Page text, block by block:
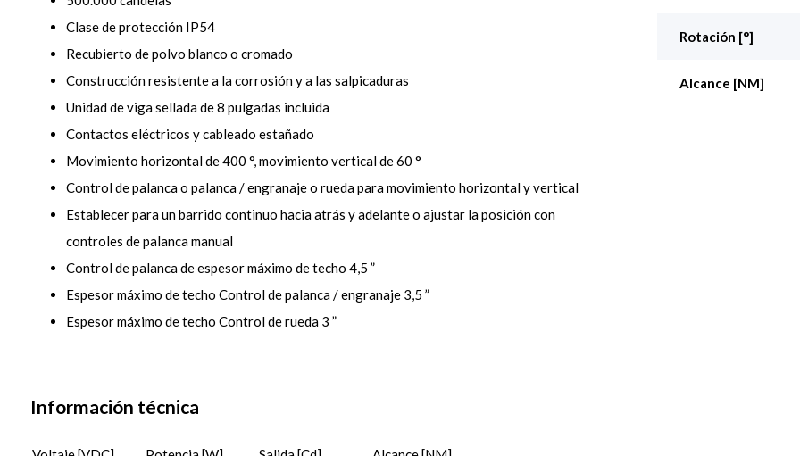
Clase de protección IP54
Recubierto de polvo blanco o cromado
Construcción resistente a la corrosión y a las salpicaduras
Unidad de viga sellada de 8 pulgadas incluida
Contactos eléctricos y cableado estañado
Movimiento horizontal de 400 °, movimiento vertical de 60 °
Control de palanca o palanca / engranaje o rueda para movimiento horizontal y vertical
Establecer para un barrido continuo hacia atrás y adelante o ajustar la posición con
controles de palanca manual
Control de palanca de espesor máximo de techo 4,5 ”
Espesor máximo de techo Control de palanca / engranaje 3,5 ”
Espesor máximo de techo Control de rueda 3 ”
Información técnica
Rotación [°]
Alcance [NM]